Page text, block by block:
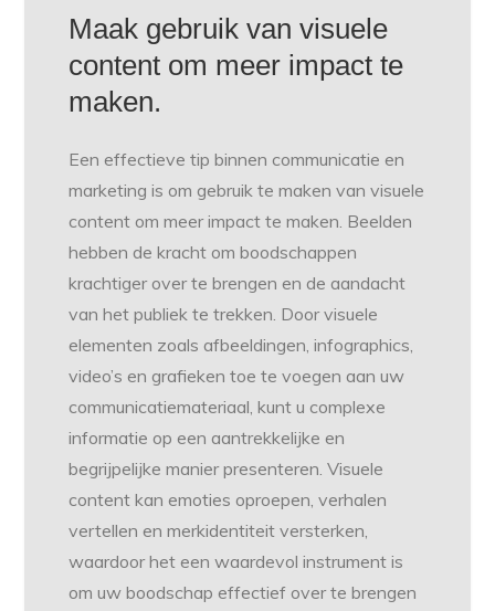
Maak gebruik van visuele
content om meer impact te
maken.
Een effectieve tip binnen communicatie en
marketing is om gebruik te maken van visuele
content om meer impact te maken. Beelden
hebben de kracht om boodschappen
krachtiger over te brengen en de aandacht
van het publiek te trekken. Door visuele
elementen zoals afbeeldingen, infographics,
video’s en grafieken toe te voegen aan uw
communicatiemateriaal, kunt u complexe
informatie op een aantrekkelijke en
begrijpelijke manier presenteren. Visuele
content kan emoties oproepen, verhalen
vertellen en merkidentiteit versterken,
waardoor het een waardevol instrument is
om uw boodschap effectief over te brengen